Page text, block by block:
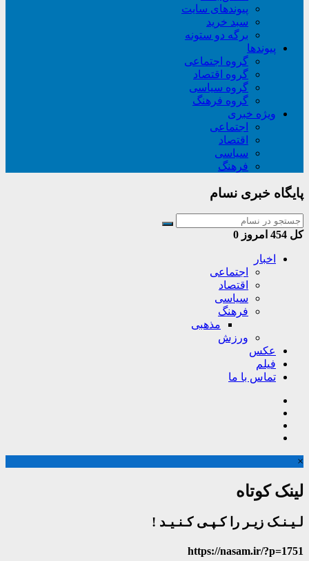
پیوندهای سایت
سبد خريد
برگه دو ستونه
پیوندها
گروه اجتماعی
گروه اقتصاد
گروه سیاسی
گروه فرهنگ
ویژه خبری
اجتماعی
اقتصاد
سیاسی
فرهنگ
پایگاه خبری نسام
کل امروز 0
اخبار
اجتماعی
اقتصاد
سیاسی
فرهنگ
مذهبی
ورزش
عکس
فیلم
تماس با ما
×
لینک کوتاه
لـیـنـک زیـر را کـپـی کـنـیـد !
https://nasam.ir/?p=1751